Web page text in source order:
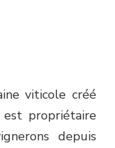
viticole créé
propriétaire
depuis